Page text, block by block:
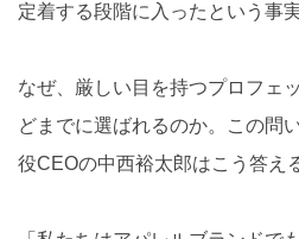
定着する段階に入ったという事
なぜ、厳しい目を持つプロフェ
どまでに選ばれるのか。この問
役CEOの中西裕太郎はこう答え